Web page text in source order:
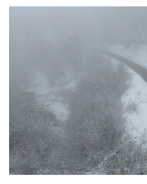
Sağlık
Sungurlu Haberleri
Turizm